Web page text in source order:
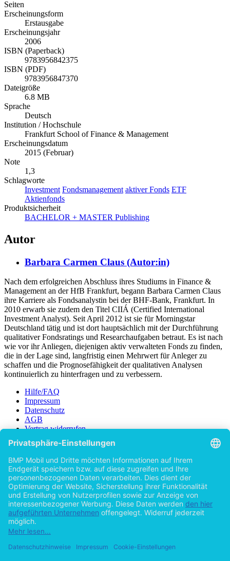
Seiten
Erscheinungsform
Erstausgabe
Erscheinungsjahr
2006
ISBN (Paperback)
9783956842375
ISBN (PDF)
9783956847370
Dateigröße
6.8 MB
Sprache
Deutsch
Institution / Hochschule
Frankfurt School of Finance & Management
Erscheinungsdatum
1,3
Schlagworte
Investment Fondsmanagement
Aktienfonds
Produktsicherheit
Barbara Carmen Claus (Autor:in)
Nach dem erfolgreichen Abschluss ihres Studiums in Finance &
Management an der HfB Frankfurt, begann Barbara Carmen Claus
ihre Karriere als Fondsanalystin bei der BHF-Bank, Frankfurt. In
2010 erwarb sie zudem den Titel CIIÁ (Certified International
Investment Analyst). Seit April 2012 ist sie für Morningstar
Deutschland tätig und ist dort hauptsächlich mit der Durchführung
qualitativer Fondsratings und Researchaufgaben betraut. Es ist nach
wie vor ihr Anliegen, diejenigen aktiv verwalteten Fonds zu finden,
die in der Lage sind, langfristig einen Mehrwert für Anleger zu
schaffen und die Prognosefähigkeit der qualitativen Analysen
Hilfe/FAQ
Impressum
Datenschutz
AGB
Vertrag widerrufen
Zur Desktop-Version
Copyright ©Imprint in der Bedey & Thoms Media GmbH
byOpen Publishing
Zurück